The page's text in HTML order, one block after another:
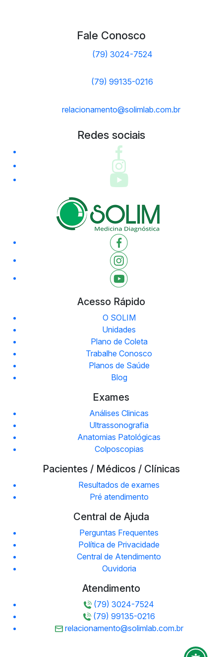
Fale Conosco
(79) 3024-7524
(79) 99135-0216
relacionamento@solimlab.com.br
Redes sociais
Acesso Rápido
O SOLIM
Unidades
Plano de Coleta
Trabalhe Conosco
Planos de Saúde
Blog
Exames
Análises Clinicas
Ultrassonografia
Anatomias Patológicas
Colposcopias
Pacientes / Médicos / Clínicas
Resultados de exames
Pré atendimento
Central de Ajuda
Perguntas Frequentes
Política de Privacidade
Central de Atendimento
Ouvidoria
Atendimento
(79) 3024-7524
(79) 99135-0216
relacionamento@solimlab.com.br